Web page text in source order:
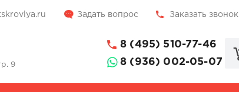
Задать вопрос Заказать звонок
9
8 (495) 510-77-46
8 (936) 002-05-07